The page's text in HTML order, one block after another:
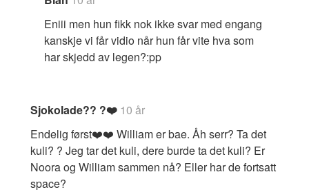
Eniii men hun fikk nok ikke svar med engang
kanskje vi får vidio når hun får vite hva som
har skjedd av legen?:pp
Sjokolade?? ?❤️ 10 år
Endelig først❤️❤️ William er bae. Åh serr? Ta det
kuli? ? Jeg tar det kuli, dere burde ta det kuli? Er
Noora og William sammen nå? Eller har de fortsatt
space?